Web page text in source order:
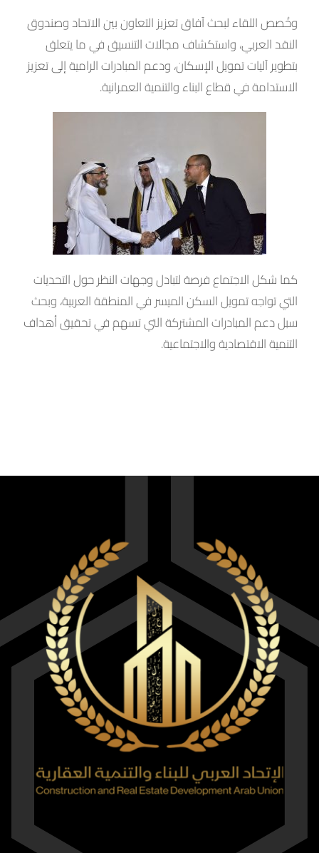
وخُصص اللقاء لبحث آفاق تعزيز التعاون بين الاتحاد وصندوق
النقد العربي، واستكشاف مجالات التنسيق في ما يتعلق
بتطوير آليات تمويل الإسكان، ودعم المبادرات الرامية إلى تعزيز
الاستدامة في قطاع البناء والتنمية العمرانية.
كما شكل الاجتماع فرصة لتبادل وجهات النظر حول التحديات
التي تواجه تمويل السكن الميسر في المنطقة العربية، وبحث
سبل دعم المبادرات المشتركة التي تسهم في تحقيق أهداف
التنمية الاقتصادية والاجتماعية.